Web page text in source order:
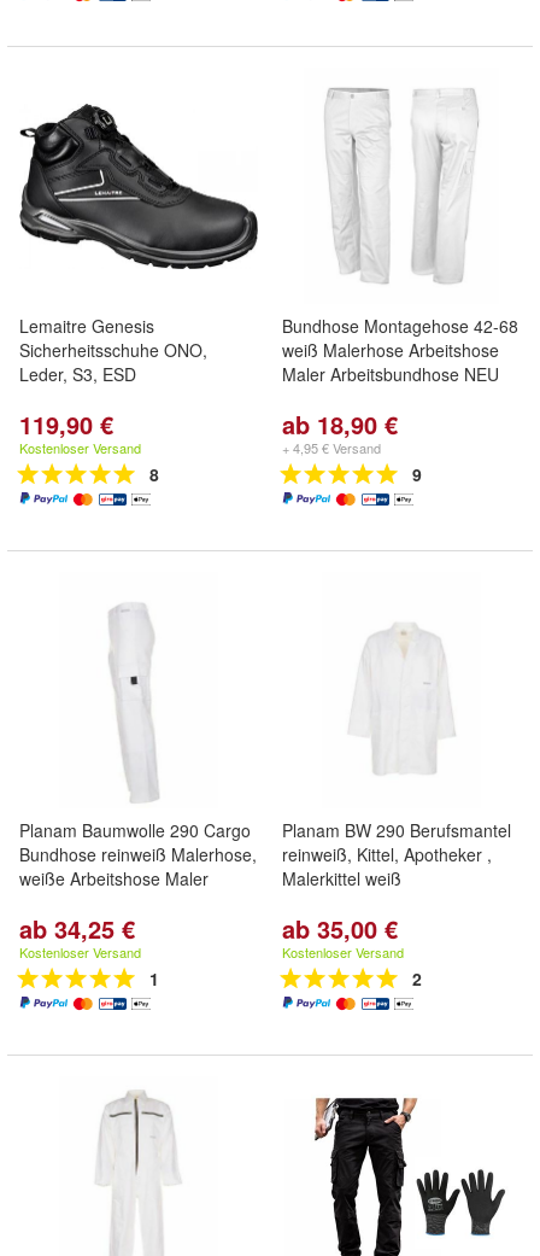
Lemaitre Genesis
Sicherheitsschuhe ONO,
Leder, S3, ESD
119,90 €
Kostenloser Versand
8
Bundhose Montagehose 42-68
weiß Malerhose Arbeitshose
Maler Arbeitsbundhose NEU
ab 18,90 €
+ 4,95 € Versand
9
Planam Baumwolle 290 Cargo
Bundhose reinweiß Malerhose,
weiße Arbeitshose Maler
ab 34,25 €
Kostenloser Versand
1
Planam BW 290 Berufsmantel
reinweiß, Kittel, Apotheker ,
Malerkittel weiß
ab 35,00 €
Kostenloser Versand
2